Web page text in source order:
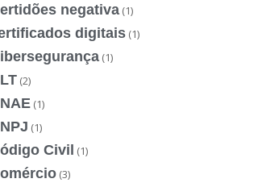
negativa (1)
digitais (1)
(1)
(2)
(1)
(1)
Civil (1)
(3)